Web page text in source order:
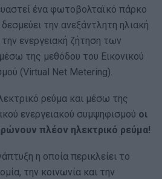
ένα φωτοβολταϊκό πάρκο
την ανεξάντλητη ηλιακή
την ενεργειακή ζήτηση των
της μεθόδου του Εικονικού
(Virtual Net Metering).
ρεύμα και μέσω της
ενεργειακού συμψηφισμού οι
πλέον ηλεκτρικό ρεύμα!
η οποία περικλείει το
την κοινωνία και την